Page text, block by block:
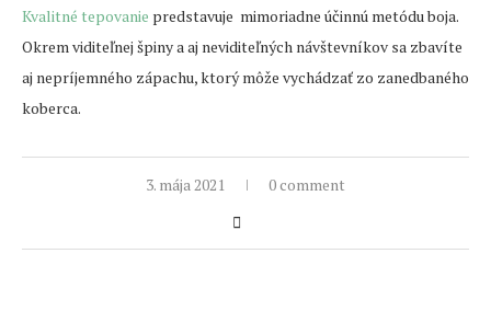
Kvalitné tepovanie predstavuje mimoriadne účinnú metódu boja.
Okrem viditeľnej špiny a aj neviditeľných návštevníkov sa zbavíte
aj nepríjemného zápachu, ktorý môže vychádzať zo zanedbaného
koberca.
3. mája 2021 0 comment